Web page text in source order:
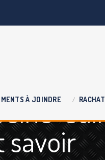
À JOINDRE RACHAT
savoir